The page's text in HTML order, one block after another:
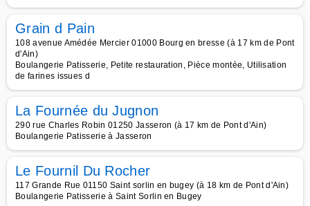
Grain d Pain
108 avenue Amédée Mercier 01000 Bourg en bresse (à 17 km de Pont
d'Ain)
Boulangerie Patisserie, Petite restauration, Pièce montée, Utilisation
de farines issues d
La Fournée du Jugnon
290 rue Charles Robin 01250 Jasseron (à 17 km de Pont d'Ain)
Boulangerie Patisserie à Jasseron
Le Fournil Du Rocher
117 Grande Rue 01150 Saint sorlin en bugey (à 18 km de Pont d'Ain)
Boulangerie Patisserie à Saint Sorlin en Bugey